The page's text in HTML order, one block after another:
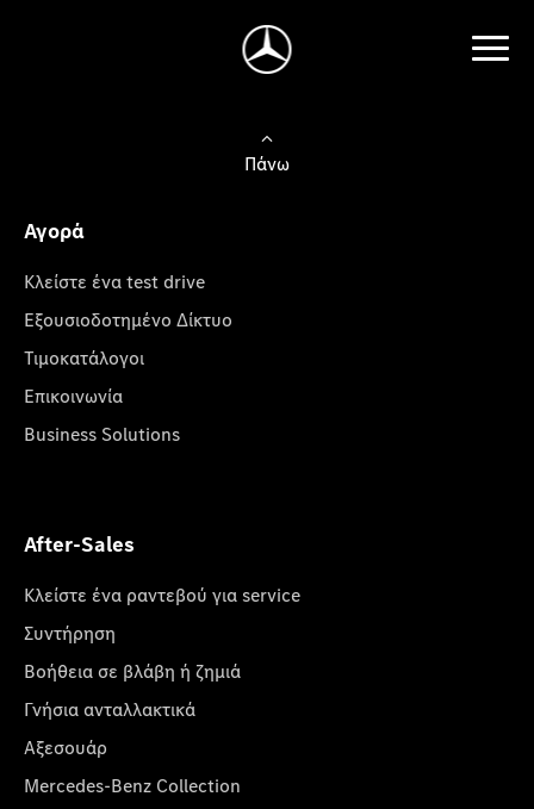
Πάνω
Αγορά
Κλείστε ένα test drive
Εξουσιοδοτημένο Δίκτυο
Τιμοκατάλογοι
Επικοινωνία
Business Solutions
After-Sales
Κλείστε ένα ραντεβού για service
Συντήρηση
Βοήθεια σε βλάβη ή ζημιά
Γνήσια ανταλλακτικά
Αξεσουάρ
Mercedes-Benz Collection